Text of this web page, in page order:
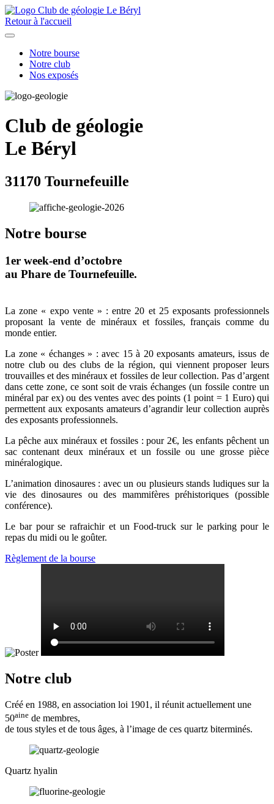
Retour à l'accueil
Notre bourse
Notre club
Nos exposés
Club de géologie
Le Béryl
31170 Tournefeuille
Notre bourse
1er week-end d’octobre
au Phare de Tournefeuille.
La zone « expo vente » : entre 20 et 25 exposants professionnels
proposant la vente de minéraux et fossiles, français comme du
monde entier.
La zone « échanges » : avec 15 à 20 exposants amateurs, issus de
notre club ou des clubs de la région, qui viennent proposer leurs
trouvailles et des minéraux et fossiles de leur collection. Pas d’argent
dans cette zone, ce sont soit de vrais échanges (un fossile contre un
minéral par ex) ou des ventes avec des points (1 point = 1 Euro) qui
permettent aux exposants amateurs d’agrandir leur collection auprès
des exposants professionnels.
La pêche aux minéraux et fossiles : pour 2€, les enfants pêchent un
sac contenant deux minéraux et un fossile ou une grosse pièce
minéralogique.
L’animation dinosaures : avec un ou plusieurs stands ludiques sur la
vie des dinosaures ou des mammifères préhistoriques (possible
conférence).
Le bar pour se rafraichir et un Food-truck sur le parking pour le
repas du midi ou le goûter.
Règlement de la bourse
Notre club
Créé en 1988, en association loi 1901, il réunit actuellement une
50aine de membres,
de tous styles et de tous âges, à l’image de ces quartz biterminés.
Quartz hyalin